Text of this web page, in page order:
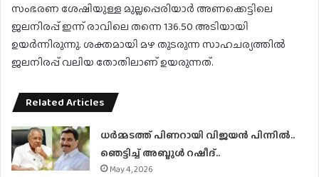
സംഭരണ ശേഷിയുള്ള മുല്ലപ്പെരിയാർ അണക്കെട്ടിലെ
ജലനിരപ്പ് ഇന്ന് രാവിലെ തന്നെ 136.50 അടിയായി
ഉയർന്നിരുന്നു. ശക്തമായി മഴ തുടരുന്ന സാഹചര്യത്തിൽ
ജലനിരപ്പ് വലിയ തോതിലാണ് ഉയരുന്നത്.
Related Articles
ധര്‍മ്മടത്ത് പിണറായി വിജയന്‍ പിന്നില്‍..
ഞെട്ടിച്ച് അബ്ദുൾ റഷീദ്..
May 4, 2026